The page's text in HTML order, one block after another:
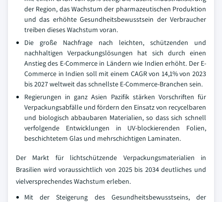
der Region, das Wachstum der pharmazeutischen Produktion
und das erhöhte Gesundheitsbewusstsein der Verbraucher
treiben dieses Wachstum voran.
Die große Nachfrage nach leichten, schützenden und
nachhaltigen Verpackungslösungen hat sich durch einen
Anstieg des E-Commerce in Ländern wie Indien erhöht. Der E-
Commerce in Indien soll mit einem CAGR von 14,1% von 2023
bis 2027 weltweit das schnellste E-Commerce-Branchen sein.
Regierungen in ganz Asien Pazifik stärken Vorschriften für
Verpackungsabfälle und fördern den Einsatz von recycelbaren
und biologisch abbaubaren Materialien, so dass sich schnell
verfolgende Entwicklungen in UV-blockierenden Folien,
beschichtetem Glas und mehrschichtigen Laminaten.
Der Markt für lichtschützende Verpackungsmaterialien in
Brasilien wird voraussichtlich von 2025 bis 2034 deutliches und
vielversprechendes Wachstum erleben.
Mit der Steigerung des Gesundheitsbewusstseins, der